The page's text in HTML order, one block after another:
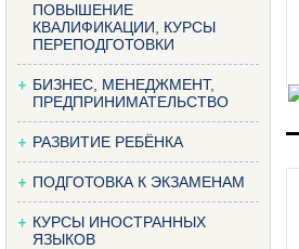
ПОВЫШЕНИЕ
КВАЛИФИКАЦИИ, КУРСЫ
ПЕРЕПОДГОТОВКИ
БИЗНЕС, МЕНЕДЖМЕНТ,
ПРЕДПРИНИМАТЕЛЬСТВО
РАЗВИТИЕ РЕБЁНКА
ПОДГОТОВКА К ЭКЗАМЕНАМ
КУРСЫ ИНОСТРАННЫХ
ЯЗЫКОВ